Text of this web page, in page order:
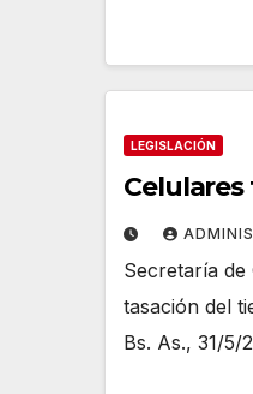
LEGISLACIÓN
Secretaría de
tasación del
Bs. As., 31/5/